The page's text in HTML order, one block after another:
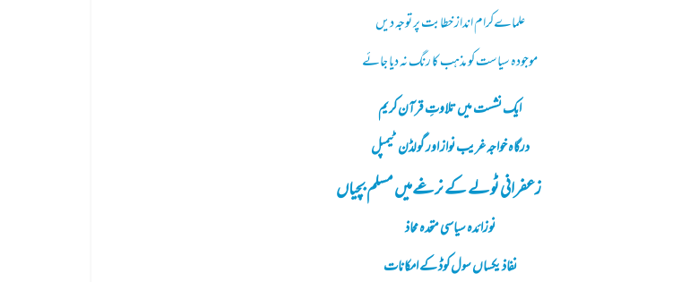
علماےکرام انداز خطابت پر توجہ دیں
موجودہ سیاست کو مذہب کا رنگ نہ دیا جائے
ایک نشست میں تلاوتِ قرآن کریم
درگاہ خواجہ غریب نواز اور گولڈن ٹیمپل
زعفرانی ٹولے کے نرغےمیں مسلم بچیاں
نوزائدہ سیاسی متحدہ محاذ
نفاذ یکساں سول کوڈ کے امکانات